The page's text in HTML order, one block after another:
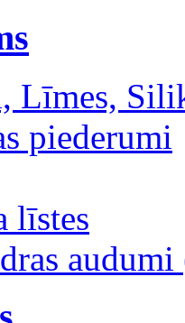
Līmes,
piederumi
līstes
audumi